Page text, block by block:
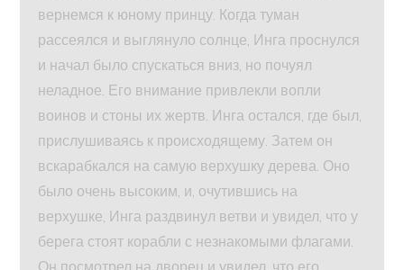
вернемся к юному принцу. Когда туман
рассеялся и выглянуло солнце, Инга проснулся
и начал было спускаться вниз, но почуял
неладное. Его внимание привлекли вопли
воинов и стоны их жертв. Инга остался, где был,
прислушиваясь к происходящему. Затем он
вскарабкался на самую верхушку дерева. Оно
было очень высоким, и, очутившись на
верхушке, Инга раздвинул ветви и увидел, что у
берега стоят корабли с незнакомыми флагами.